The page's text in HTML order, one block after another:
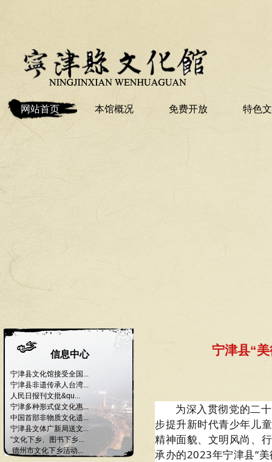
网站首页 本馆概况 免费开放 特色
信息中心
宁津县文化馆接受全国...
宁津县非遗传承人台湾...
人民日报刊文批&qu...
宁津多种形式促文化惠...
中国首部非物质文化遗...
宁津县文体广新局送文...
“文化下乡、图书下乡...
德州市文化下乡活动...
宁津县“
为深入贯彻党的二
步提升新时代青少年儿
精神面貌、文明风尚、
承办的2023年宁津县“